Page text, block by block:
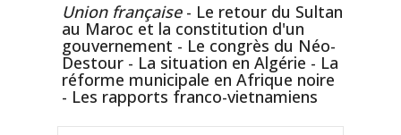
Union française- Le retour du Sultan
au Maroc et la constitution d'un
gouvernement - Le congrès du Néo-
Destour - La situation en Algérie - La
réforme municipale en Afrique noire
- Les rapports franco-vietnamiens